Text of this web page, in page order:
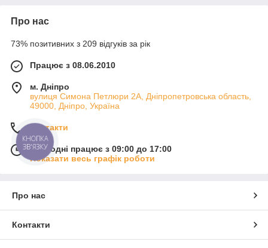
Про нас
73% позитивних з 209 відгуків за рік
Працює з 08.06.2010
м. Дніпро
вулиця Симона Петлюри 2А, Дніпропетровська область,
49000, Дніпро, Україна
Контакти
Сьогодні працює з 09:00 до 17:00
Показати весь графік роботи
Про нас
Контакти
КНОПКА
ЗВ'ЯЗКУ